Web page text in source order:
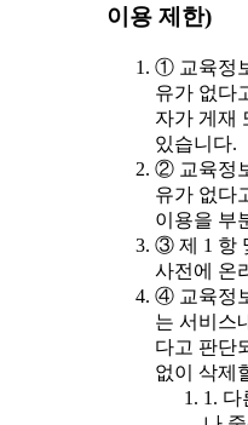
이용 제한)
① 교육정
유가 없다
자가 게재
있습니다.
② 교육정
유가 없다
이용을 부
③ 제 1 항
사전에 온
④ 교육정
는 서비스
다고 판단
없이 삭제
1. 다